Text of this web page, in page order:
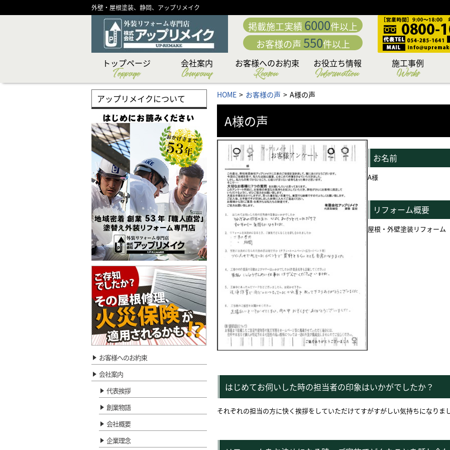
外壁・屋根塗装、静岡、アップリメイク
掲載施工実績6000件以上
お客様の声 550件以上
トップページ
Toppage
会社案内
Company
ショールーム紹介
CSR（社会貢献）活動
メディア掲載実績
お客様へのお約束
Reason
「職人直営」だから中
身が違う
こだわり日本一の厳選
塗料
お客様の夢を叶える
「こだわりの提案力」
カラーシミュレーショ
ン
専門店だからこそこだ
わる「職人力」
専門店ならではの完全
施工体制
日本一厳しい品質管理
システム
付帯部への超高耐久フ
ッ素塗装
下地処理 洗浄編
下地処理 補修編
究極の手塗りローラー
工法
お役立ち情報
Information
外壁・屋根お悩み解決
外壁・屋根塗装価格＆
無料外壁・屋根診断
かし保険について
リフォームローン&補助
お問い合わせ後の流れ
住まいのリフォームも
アパート・マンション
施工事例
Works
HOME お客様の声 A様の声
A様の声
お名前
A様
リフォーム概要
屋根・外壁塗装リフォーム
はじめてお伺いした時の担当者の印象はいかがでしたか？
それぞれの担当の方に快く挨拶をしていただけてすがすがしい気持ちになりま
アップリメイクについて
お客様へのお約束
会社案内
代表挨拶
創業物語
会社概要
企業理念